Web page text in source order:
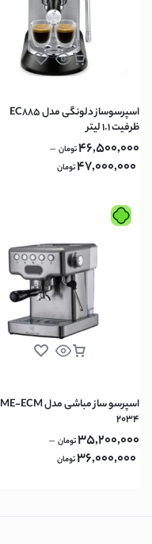
اسپرسوساز دلونگی مدل EC885
ظرفیت ۱.۱ لیتر
46,500,000تومان –
47,000,000تومان
اسپرسو ساز مباشی مدل ME-ECM
2034
35,200,000تومان –
36,000,000تومان